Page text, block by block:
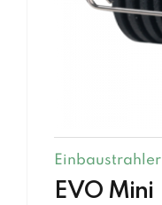
Einbaustrahler
EVO Mini